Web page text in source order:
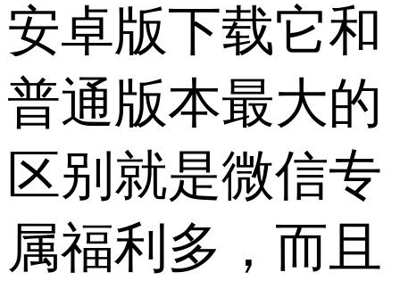
安卓版下载它和
普通版本最大的
区别就是微信专
属福利多，而且